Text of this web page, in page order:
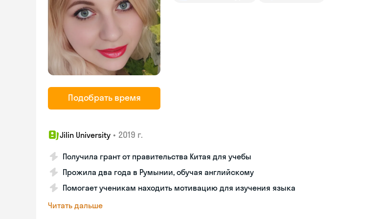
Подобрать время
Jilin University • 2019 г.
Получила грант от правительства Китая для учебы
Прожила два года в Румынии, обучая английскому
Помогает ученикам находить мотивацию для изучения языка
Читать дальше